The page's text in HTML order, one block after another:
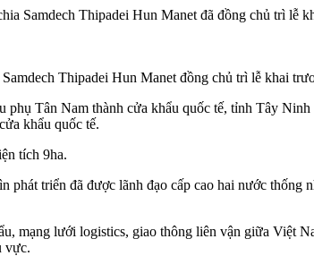
Samdech Thipadei Hun Manet đã đồng chủ trì lễ
Thipadei Hun Manet đồng chủ trì lễ khai
Tân Nam thành cửa khẩu quốc tế, tỉnh Tây
khẩu quốc tế.
tích 9ha.
triển đã được lãnh đạo cấp cao hai nước thống
mạng lưới logistics, giao thông liên vận giữa Việt
vực.